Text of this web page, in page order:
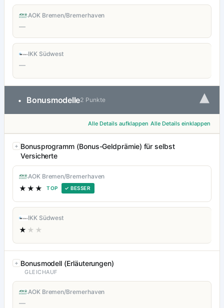
AOK Bremen/Bremerhaven
—
IKK Südwest
—
• Bonusmodelle2 Punkte ▾
Alle Details aufklappen Alle Details einklappen
Bonusprogramm (Bonus-Geldprämie) für selbst
Versicherte
AOK Bremen/Bremerhaven
★★★ TOP ✓ BESSER
IKK Südwest
★ ★★
Bonusmodell (Erläuterungen)
GLEICHAUF
AOK Bremen/Bremerhaven
—